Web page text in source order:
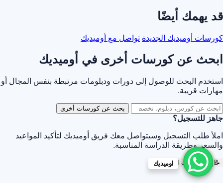
قد يهمك أيضًا
كورسات أوميديك الجديدة تواصل مع أوميديك
ابحث عن كورسات أخرى في أوميديك
استخدم البحث للوصول إلى دورات ودبلومات مرتبطة بنفس المجال أو
مهارات قريبة.
بحث عن كورسات أخرى
جاهز للتسجيل؟
املأ طلب التسجيل وسيتواصل معك فريق أوميديك لتأكيد المواعيد
والسعر وطريقة الدراسة المناسبة.
📝 إرسال طلب التسجيل
اوميديك